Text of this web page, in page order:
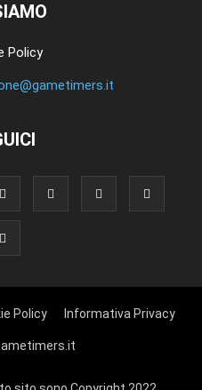
Policy
Policy Informativa Privacy